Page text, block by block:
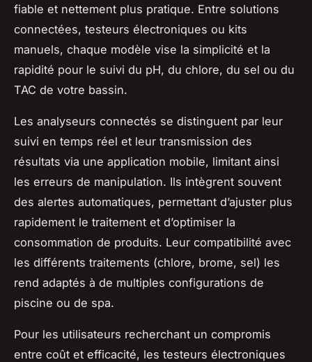
fiable et nettement plus pratique. Entre solutions
connectées, testeurs électroniques ou kits
manuels, chaque modèle vise la simplicité et la
rapidité pour le suivi du pH, du chlore, du sel ou du
TAC de votre bassin.
Les analyseurs connectés se distinguent par leur
suivi en temps réel et leur transmission des
résultats via une application mobile, limitant ainsi
les erreurs de manipulation. Ils intègrent souvent
des alertes automatiques, permettant d’ajuster plus
rapidement le traitement et d’optimiser la
consommation de produits. Leur compatibilité avec
les différents traitements (chlore, brome, sel) les
rend adaptés à de multiples configurations de
piscine ou de spa.
Pour les utilisateurs recherchant un compromis
entre coût et efficacité, les testeurs électroniques